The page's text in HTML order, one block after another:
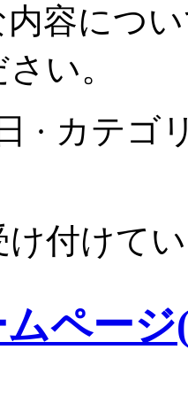
容につ
い。
· カテゴ
け付けて
ペー